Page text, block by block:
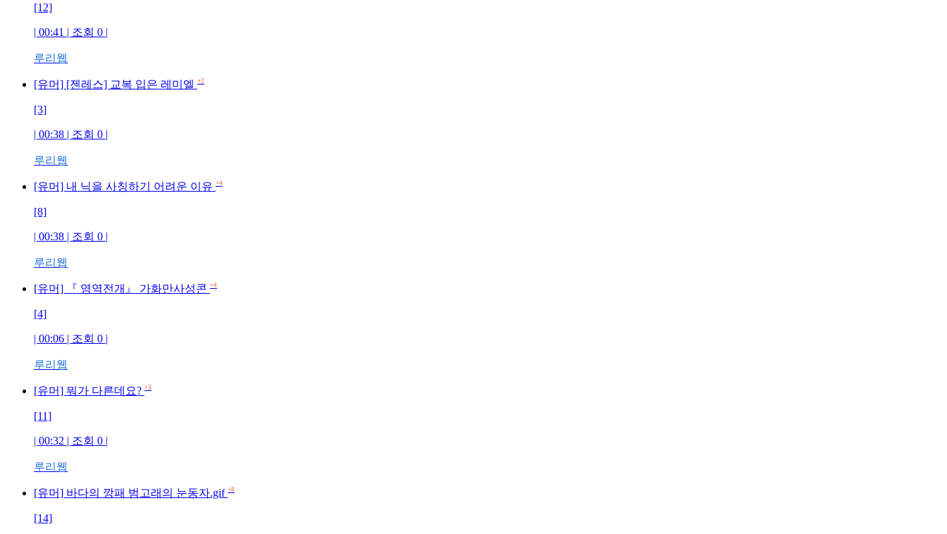
[12]
| 00:41 | 조회 0 |
루리웹
[유머] [젠레스] 교복 입은 레미엘 +2
[3]
| 00:38 | 조회 0 |
루리웹
[유머] 내 닉을 사칭하기 어려운 이유 +4
[8]
| 00:38 | 조회 0 |
루리웹
[유머] 『 영역전개』 가화만사성콘 +4
[4]
| 00:06 | 조회 0 |
루리웹
[유머] 뭐가 다른데요? +3
[11]
| 00:32 | 조회 0 |
루리웹
[유머] 바다의 깡패 범고래의 눈동자.gif +8
[14]